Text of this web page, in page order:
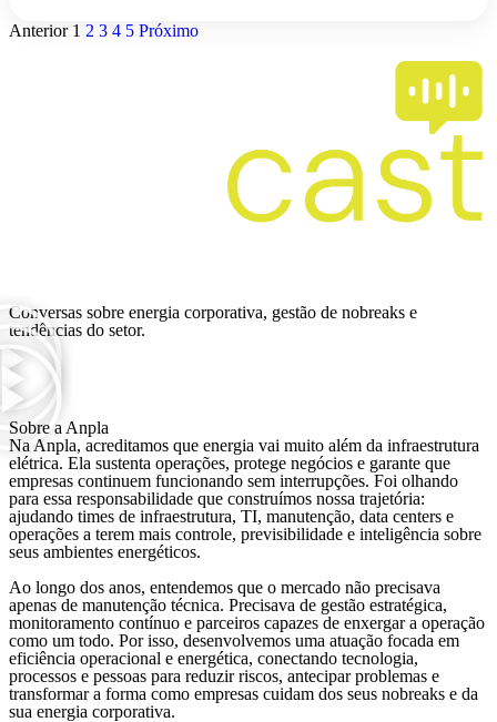
Anterior 1 2 3 4 5 Próximo
Conversas sobre energia corporativa, gestão de nobreaks e
tendências do setor.
Sobre a Anpla
Na Anpla, acreditamos que energia vai muito além da infraestrutura
elétrica. Ela sustenta operações, protege negócios e garante que
empresas continuem funcionando sem interrupções. Foi olhando
para essa responsabilidade que construímos nossa trajetória:
ajudando times de infraestrutura, TI, manutenção, data centers e
operações a terem mais controle, previsibilidade e inteligência sobre
seus ambientes energéticos.
Ao longo dos anos, entendemos que o mercado não precisava
apenas de manutenção técnica. Precisava de gestão estratégica,
monitoramento contínuo e parceiros capazes de enxergar a operação
como um todo. Por isso, desenvolvemos uma atuação focada em
eficiência operacional e energética, conectando tecnologia,
processos e pessoas para reduzir riscos, antecipar problemas e
transformar a forma como empresas cuidam dos seus nobreaks e da
sua energia corporativa.